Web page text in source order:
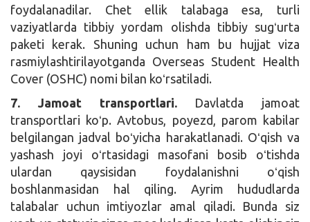
foydalanadilar. Chet ellik talabaga esa, turli
vaziyatlarda tibbiy yordam olishda tibbiy sugʻurta
paketi kerak. Shuning uchun ham bu hujjat viza
rasmiylashtirilayotganda Overseas Student Health
Cover (OSHC) nomi bilan koʻrsatiladi.
7. Jamoat transportlari. Davlatda jamoat
transportlari koʻp. Avtobus, poyezd, parom kabilar
belgilangan jadval boʻyicha harakatlanadi. Oʻqish va
yashash joyi oʻrtasidagi masofani bosib oʻtishda
ulardan qaysisidan foydalanishni oʻqish
boshlanmasidan hal qiling. Ayrim hududlarda
talabalar uchun imtiyozlar amal qiladi. Bunda siz